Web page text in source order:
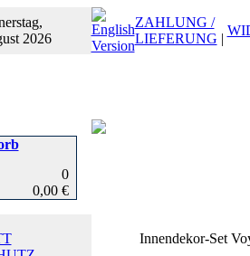
2026
ZAHLUNG /
LIEFERUNG |
0
0,00 €
Innendekor-Set